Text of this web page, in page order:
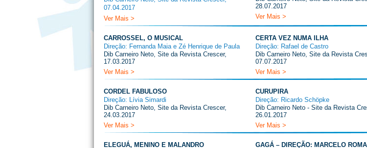
07.04.2017
Ver Mais >
28.07.2017
Ver Mais >
CARROSSEL, O MUSICAL
Direção: Fernanda Maia e Zé Henrique de Paula
Dib Carneiro Neto, Site da Revista Crescer,
17.03.2017
Ver Mais >
CERTA VEZ NUMA ILHA
Direção: Rafael de Castro
Dib Carneiro Neto, Site da Revista
07.07.2017
Ver Mais >
CORDEL FABULOSO
Direção: Lívia Simardi
Dib Carneiro Neto, Site da Revista Crescer,
24.03.2017
Ver Mais >
CURUPIRA
Direção: Ricardo Schöpke
Dib Carneiro Neto - Site da Revista
26.01.2017
Ver Mais >
ELEGUÁ, MENINO E MALANDRO GAGÁ – DIREÇÃO: MARCELO